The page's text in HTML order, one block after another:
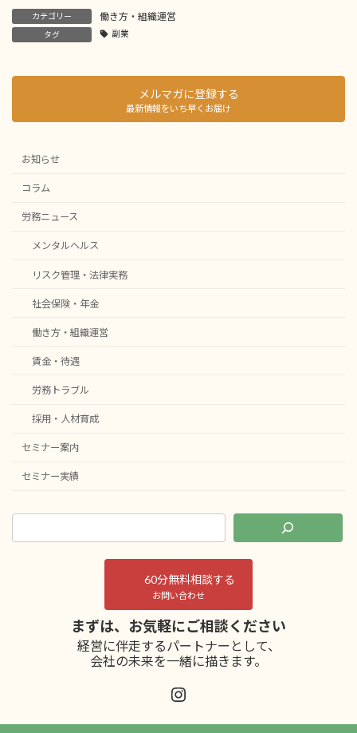
カテゴリー 働き方・組織運営
タグ 副業
メルマガに登録する
最新情報をいち早くお届け
お知らせ
コラム
労務ニュース
メンタルヘルス
リスク管理・法律実務
社会保険・年金
働き方・組織運営
賃金・待遇
労務トラブル
採用・人材育成
セミナー案内
セミナー実績
60分無料相談する
お問い合わせ
まずは、お気軽にご相談ください
経営に伴走するパートナーとして、
会社の未来を一緒に描きます。
Instagram